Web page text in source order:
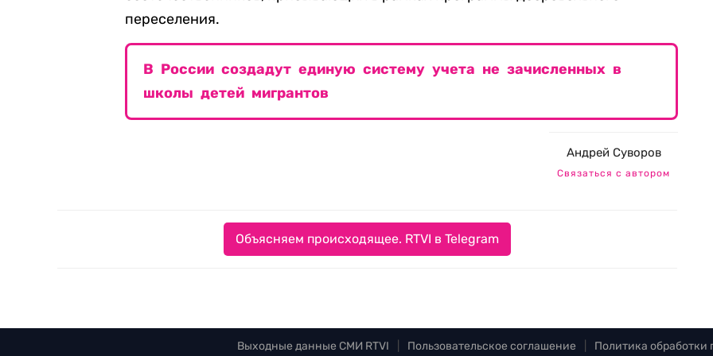
переселения.
В России создадут единую систему учета не зачисленных в
школы детей мигрантов
Андрей Суворов
Связаться с автором
Объясняем происходящее. RTVI в Telegram
Выходные данные СМИ RTVI Пользовательское соглашение Политика